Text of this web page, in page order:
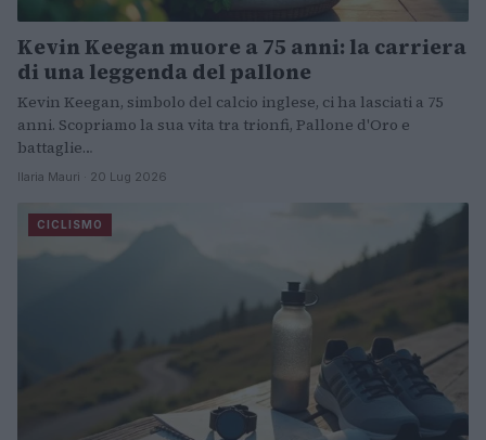
Kevin Keegan muore a 75 anni: la carriera
di una leggenda del pallone
Kevin Keegan, simbolo del calcio inglese, ci ha lasciati a 75
anni. Scopriamo la sua vita tra trionfi, Pallone d'Oro e
battaglie…
Ilaria Mauri · 20 Lug 2026
CICLISMO